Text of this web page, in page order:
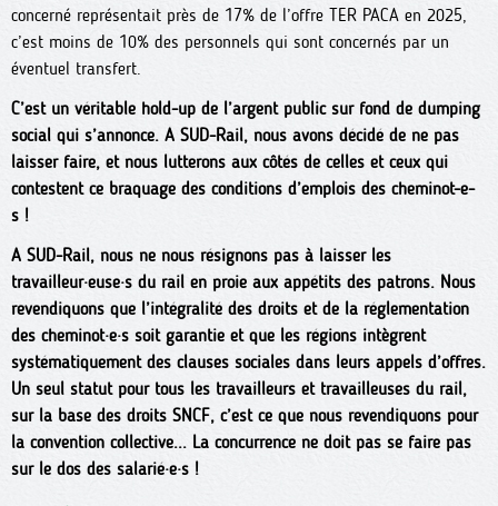
concerné représentait près de 17% de l’offre TER PACA en 2025,
c’est moins de 10% des personnels qui sont concernés par un
éventuel transfert.
C’est un véritable hold-up de l’argent public sur fond de dumping
social qui s’annonce. A SUD-Rail, nous avons décidé de ne pas
laisser faire, et nous lutterons aux côtés de celles et ceux qui
contestent ce braquage des conditions d’emplois des cheminot-e-
s !
A SUD-Rail, nous ne nous résignons pas à laisser les
travailleur·euse·s du rail en proie aux appétits des patrons. Nous
revendiquons que l’intégralité des droits et de la réglementation
des cheminot·e·s soit garantie et que les régions intègrent
systématiquement des clauses sociales dans leurs appels d’offres.
Un seul statut pour tous les travailleurs et travailleuses du rail,
sur la base des droits SNCF, c’est ce que nous revendiquons pour
la convention collective... La concurrence ne doit pas se faire pas
sur le dos des salarié·e·s !